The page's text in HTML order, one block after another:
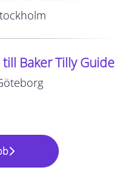
Baker Tilly Guide